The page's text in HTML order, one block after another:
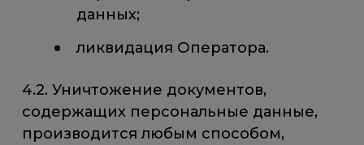
данных;
ликвидация Оператора.
4.2. Уничтожение документов,
содержащих персональные данные,
производится любым способом,